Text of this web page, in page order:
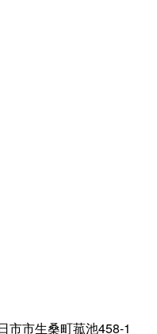
市市生桑町菰池458-1